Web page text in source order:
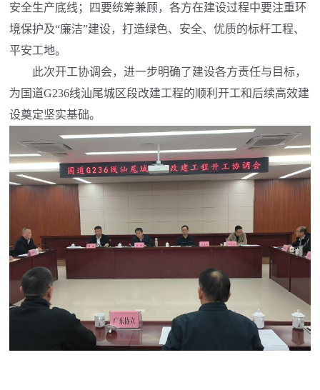
安全生产底线；四要统筹兼顾，各方在建设过程中要注重环
境保护及“廉洁”建设，打造绿色、安全、优质的标杆工程、
平安工地。
此次开工协调会，进一步明确了建设各方责任与目标，
为国道G236线汕尾城区段改建工程的顺利开工和后续高效建
设奠定坚实基础。